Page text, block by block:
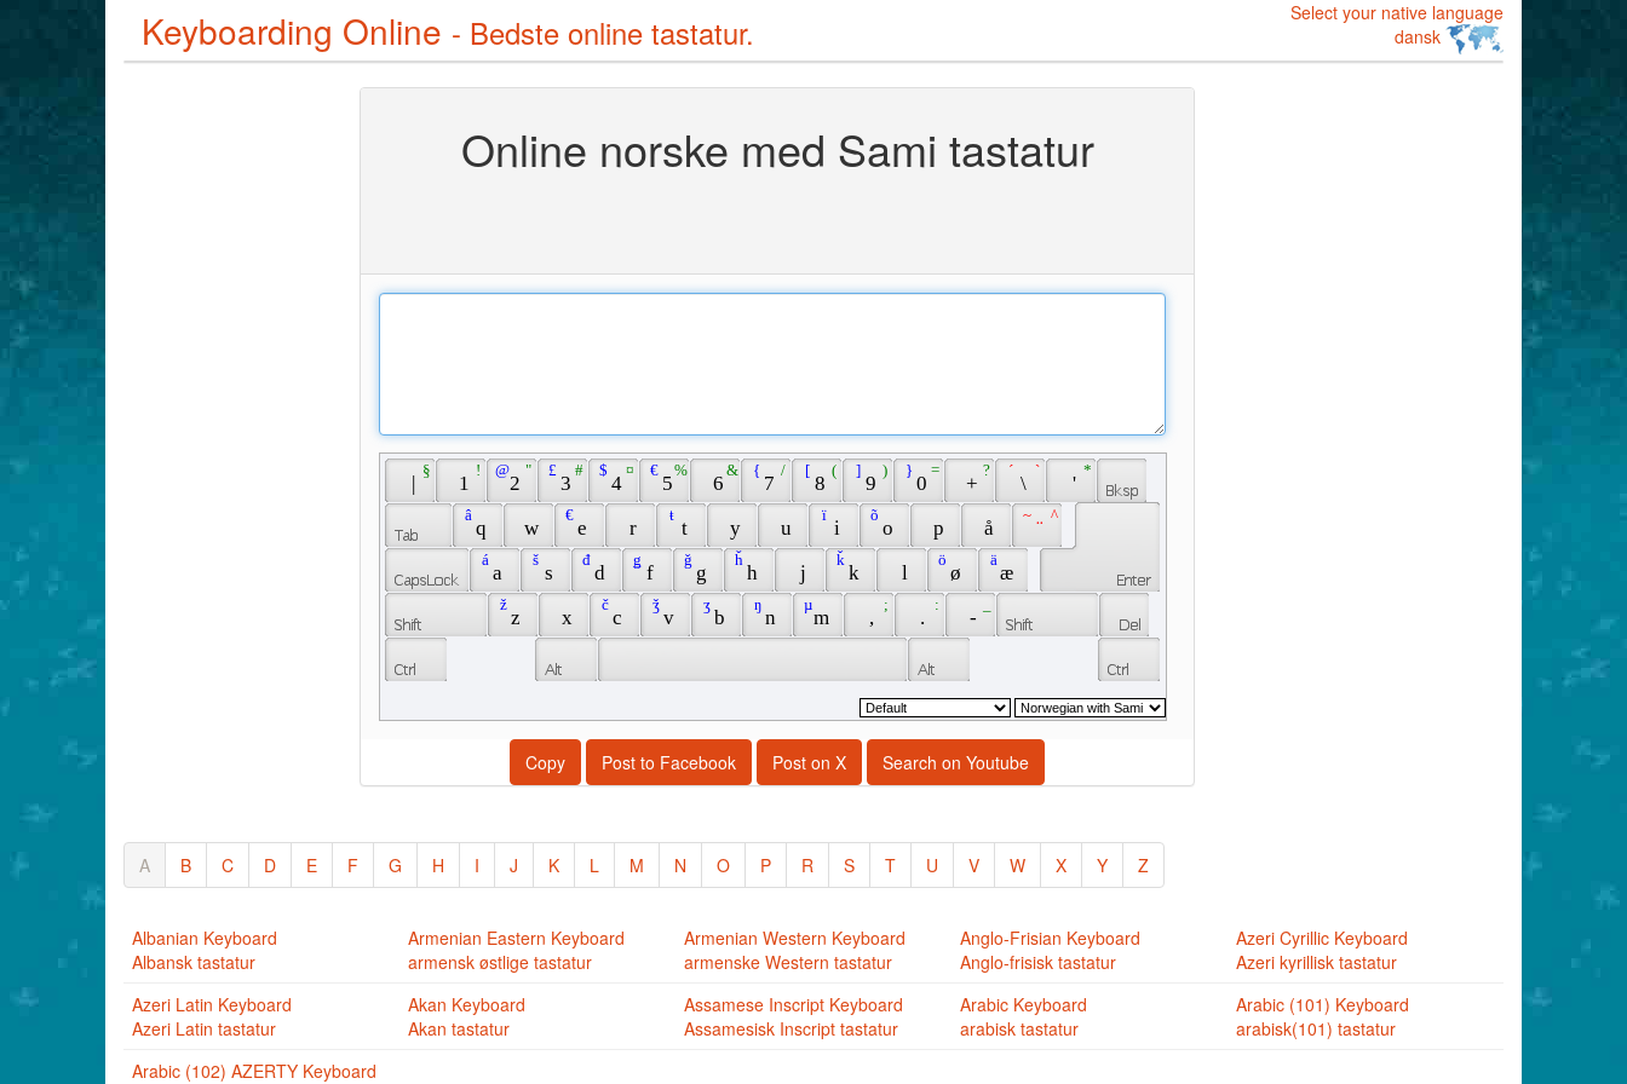
Keyboarding Online - Bedste online tastatur.
Select your native language
dansk
Online norske med Sami tastatur
|
§
1
!
2
"
@
3
#
£
4
¤
$
5
%
€
6
&
7
/
{
8
(
[
9
)
]
0
=
}
+
?
\
`
´
'
*
q
â
w e
€
r t
ŧ
y u i
ï
o
õ
p å ¨
^
~
a
á
s
š
d
đ
f
ǥ
g
ǧ
h
ȟ
j k
ǩ
l ø
ö
æ
ä
z
ž
x c
č
v
ǯ
b
ʒ
n
ŋ
m
µ
,
;
.
:
-
Copy Post to Facebook Post on X Search on Youtube
A B C D E F G H I J K L M N O P R S T U V W X Y Z
Albanian Keyboard
Albansk tastatur
Armenian Eastern Keyboard
armensk østlige tastatur
Armenian Western Keyboard
armenske Western tastatur
Anglo-Frisian Keyboard
Anglo-frisisk tastatur
Azeri Cyrillic Keyboard
Azeri kyrillisk tastatur
Azeri Latin Keyboard
Azeri Latin tastatur
Akan Keyboard
Akan tastatur
Assamese Inscript Keyboard
Assamesisk Inscript tastatur
Arabic Keyboard
arabisk tastatur
Arabic (101) Keyboard
arabisk(101) tastatur
Arabic (102) AZERTY Keyboard